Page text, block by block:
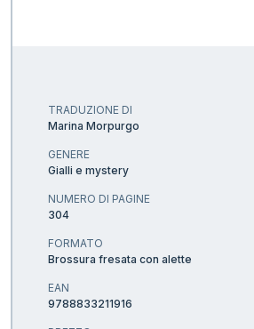
TRADUZIONE DI
Marina Morpurgo
GENERE
Gialli e mystery
NUMERO DI PAGINE
304
FORMATO
Brossura fresata con alette
EAN
9788833211916